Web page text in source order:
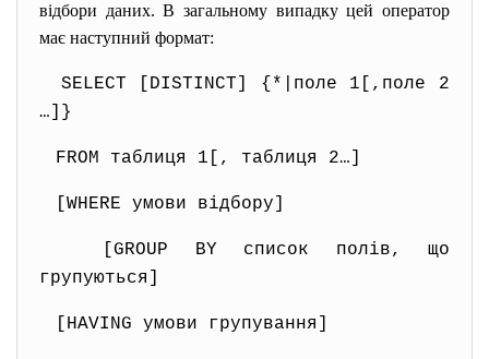
відбори даних. В загальному випадку цей оператор
має наступний формат:
SELECT [DISTINCT] {*|поле 1[,поле 2
…]}
FROM таблиця 1[, таблиця 2…]
[WHERE умови відбору]
[GROUP BY список полів, що
групуються]
[HAVING умови групування]